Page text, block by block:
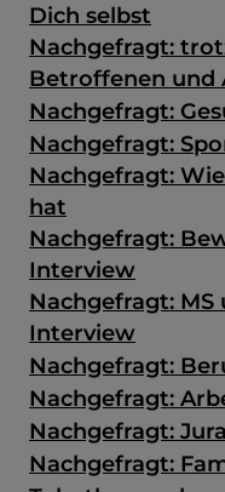
Dich selbst
Nachgefragt:
Betroffenen und
Nachgefragt:
Nachgefragt:
Nachgefragt:
hat
Nachgefragt:
Interview
Nachgefragt:
Interview
Nachgefragt:
Nachgefragt:
Nachgefragt:
Nachgefragt: